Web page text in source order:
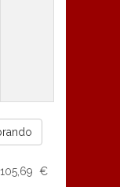
105,69 €